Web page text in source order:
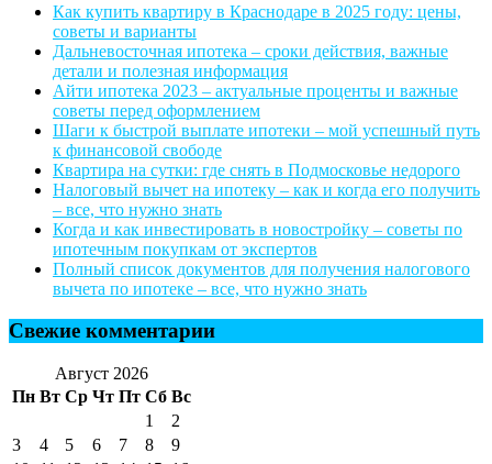
Как купить квартиру в Краснодаре в 2025 году: цены,
советы и варианты
Дальневосточная ипотека – сроки действия, важные
детали и полезная информация
Айти ипотека 2023 – актуальные проценты и важные
советы перед оформлением
Шаги к быстрой выплате ипотеки – мой успешный путь
к финансовой свободе
Квартира на сутки: где снять в Подмосковье недорого
Налоговый вычет на ипотеку – как и когда его получить
– все, что нужно знать
Когда и как инвестировать в новостройку – советы по
ипотечным покупкам от экспертов
Полный список документов для получения налогового
вычета по ипотеке – все, что нужно знать
Свежие комментарии
Август 2026
Пн Вт Ср Чт Пт Сб Вс
1
2
3
4 5 6 7 8
9